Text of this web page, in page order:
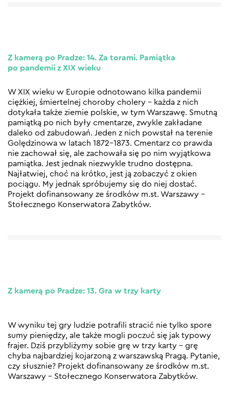
Z kamerą po Pradze: 14. Za torami. Pamiątka
po pandemii z XIX wieku
W XIX wieku w Europie odnotowano kilka pandemii
ciężkiej, śmiertelnej choroby cholery – każda z nich
dotykała także ziemie polskie, w tym Warszawę. Smutną
pamiątką po nich były cmentarze, zwykle zakładane
daleko od zabudowań. Jeden z nich powstał na terenie
Golędzinowa w latach 1872-1873. Cmentarz co prawda
nie zachował się, ale zachowała się po nim wyjątkowa
pamiątka. Jest jednak niezwykle trudno dostępna.
Najłatwiej, choć na krótko, jest ją zobaczyć z okien
pociągu. My jednak spróbujemy się do niej dostać.
Projekt dofinansowany ze środków m.st. Warszawy –
Stołecznego Konserwatora Zabytków.
Z kamerą po Pradze: 13. Gra w trzy karty
W wyniku tej gry ludzie potrafili stracić nie tylko spore
sumy pieniędzy, ale także mogli poczuć się jak typowy
frajer. Dziś przybliżymy sobie grę w trzy karty – grę
chyba najbardziej kojarzoną z warszawską Pragą. Pytanie,
czy słusznie? Projekt dofinansowany ze środków m.st.
Warszawy – Stołecznego Konserwatora Zabytków.